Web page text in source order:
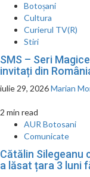
Botoșani
Cultura
Curierul TV(R)
Stiri
SMS – Seri
invitați din
iulie 29, 2026Marian
2 min read
AUR Botosani
Comunicate
Cătălin Silegeanu
a lăsat țara 3 luni